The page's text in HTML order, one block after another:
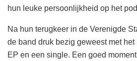
hun leuke persoonlijkheid op het
Na hun terugkeer in de Verenigde
de band druk bezig geweest met
EP en een single. Een goed